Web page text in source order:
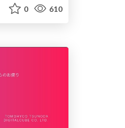
0 610